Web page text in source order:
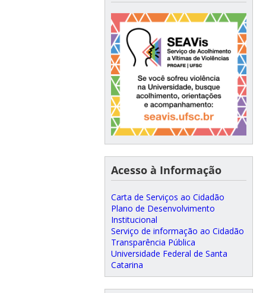
Acesso à Informação
Carta de Serviços ao Cidadão
Plano de Desenvolvimento
Institucional
Serviço de informação ao Cidadão
Transparência Pública
Universidade Federal de Santa
Catarina